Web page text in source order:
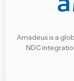
Amadeus is a
NDC